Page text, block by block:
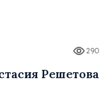
290
Решетова